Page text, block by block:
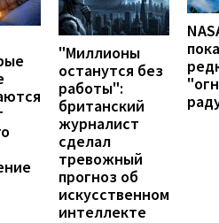
"Миллионы
останутся без
работы":
британский
журналист
сделал
тревожный
прогноз об
искусственном
интеллекте